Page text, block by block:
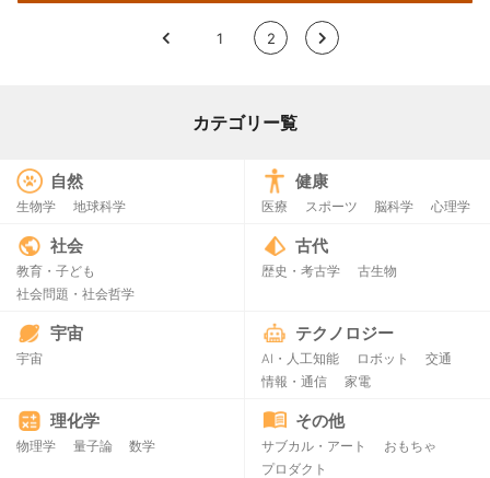
< 1 2 >
カテゴリー覧
自然
生物学 地球科学
健康
医療 スポーツ 脳科学 心理学
社会
教育・子ども
社会問題・社会哲学
古代
歴史・考古学 古生物
宇宙
宇宙
テクノロジー
AI・人工知能 ロボット
交通
情報・通信
家電
理化学
物理学 量子論 数学
その他
サブカル・アート
おもちゃ
プロダクト